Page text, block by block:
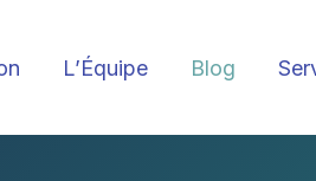
L’Équipe Blog